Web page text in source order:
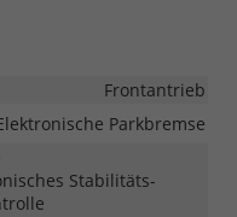
Frontantrieb
Parkbremse
Stabilitäts-